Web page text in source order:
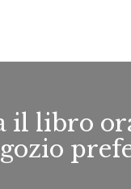
il libro